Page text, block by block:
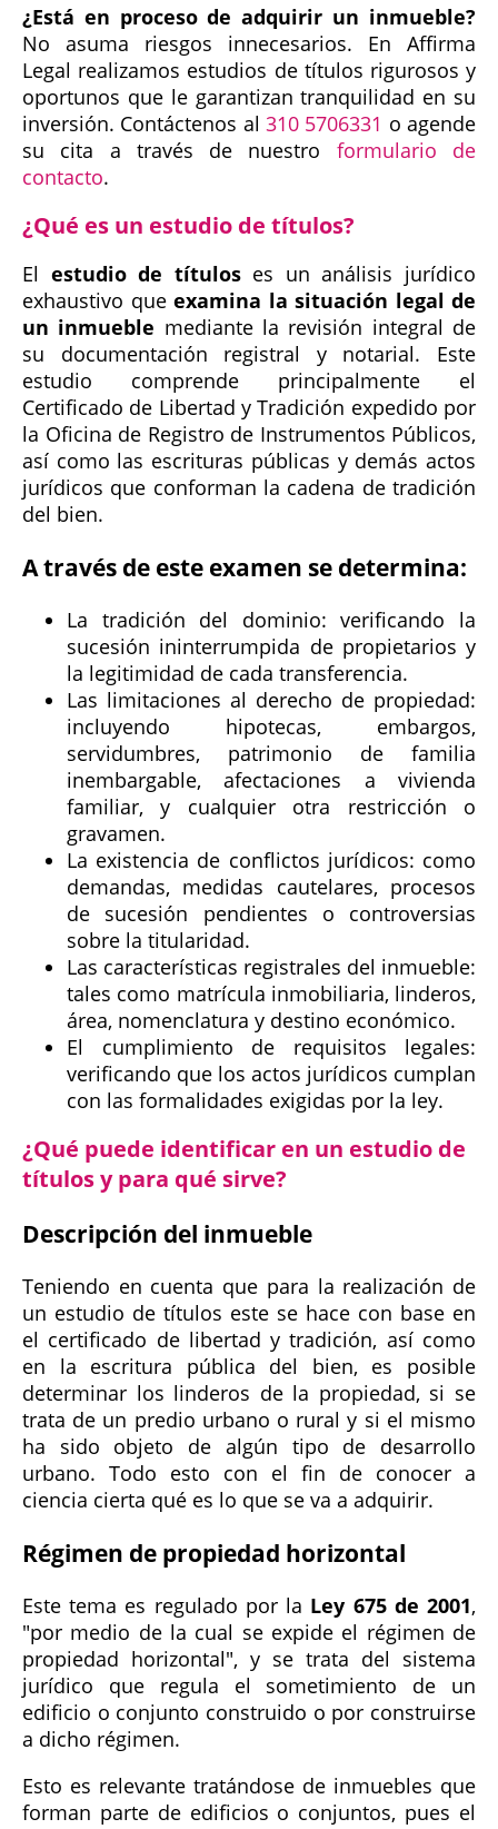
¿Está en proceso de adquirir un inmueble?
No asuma riesgos innecesarios. En Affirma
Legal realizamos estudios de títulos rigurosos y
oportunos que le garantizan tranquilidad en su
inversión. Contáctenos al 310 5706331 o agende
su cita a través de nuestro formulario de
contacto.
¿Qué es un estudio de títulos?
El estudio de títuloses un análisis jurídico
exhaustivo que examina la situación legal de
un inmueble mediante la revisión integral de
su documentación registral y notarial. Este
estudio comprende principalmente el
Certificado de Libertad y Tradición expedido por
la Oficina de Registro de Instrumentos Públicos,
así como las escrituras públicas y demás actos
jurídicos que conforman la cadena de tradición
del bien.
A través de este examen se determina:
La tradición del dominio: verificando la
sucesión ininterrumpida de propietarios y
la legitimidad de cada transferencia.
Las limitaciones al derecho de propiedad:
incluyendo hipotecas, embargos,
servidumbres, patrimonio de familia
inembargable, afectaciones a vivienda
familiar, y cualquier otra restricción o
gravamen.
La existencia de conflictos jurídicos: como
demandas, medidas cautelares, procesos
de sucesión pendientes o controversias
sobre la titularidad.
Las características registrales del inmueble:
tales como matrícula inmobiliaria, linderos,
área, nomenclatura y destino económico.
El cumplimiento de requisitos legales:
verificando que los actos jurídicos cumplan
con las formalidades exigidas por la ley.
¿Qué puede identificar en un estudio de
títulos y para qué sirve?
Descripción del inmueble
Teniendo en cuenta que para la realización de
un estudio de títulos este se hace con base en
el certificado de libertad y tradición, así como
en la escritura pública del bien, es posible
determinar los linderos de la propiedad, si se
trata de un predio urbano o rural y si el mismo
ha sido objeto de algún tipo de desarrollo
urbano. Todo esto con el fin de conocer a
ciencia cierta qué es lo que se va a adquirir.
Régimen de propiedad horizontal
Este tema es regulado por la Ley 675 de 2001,
"por medio de la cual se expide el régimen de
propiedad horizontal", y se trata del sistema
jurídico que regula el sometimiento de un
edificio o conjunto construido o por construirse
a dicho régimen.
Esto es relevante tratándose de inmuebles que
forman parte de edificios o conjuntos, pues el